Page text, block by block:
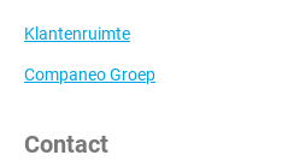
Klantenruimte
Companeo Groep
Contact